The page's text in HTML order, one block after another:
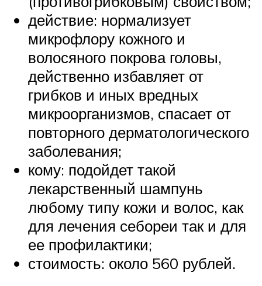
действие: нормализует
микрофлору кожного и
волосяного покрова головы,
действенно избавляет от
грибков и иных вредных
микроорганизмов, спасает от
повторного дерматологического
заболевания;
кому: подойдет такой
лекарственный шампунь
любому типу кожи и волос, как
для лечения себореи так и для
ее профилактики;
стоимость: около 560 рублей.